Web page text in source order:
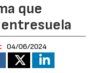
que
entresuela
04/06/2024